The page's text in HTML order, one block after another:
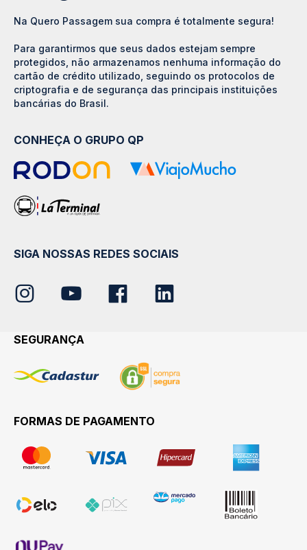
Na Quero Passagem sua compra é totalmente segura!
Para garantirmos que seus dados estejam sempre
protegidos, não armazenamos nenhuma informação do
cartão de crédito utilizado, seguindo os protocolos de
criptografia e de segurança das principais instituições
bancárias do Brasil.
CONHEÇA O GRUPO QP
SIGA NOSSAS REDES SOCIAIS
SEGURANÇA
FORMAS DE PAGAMENTO